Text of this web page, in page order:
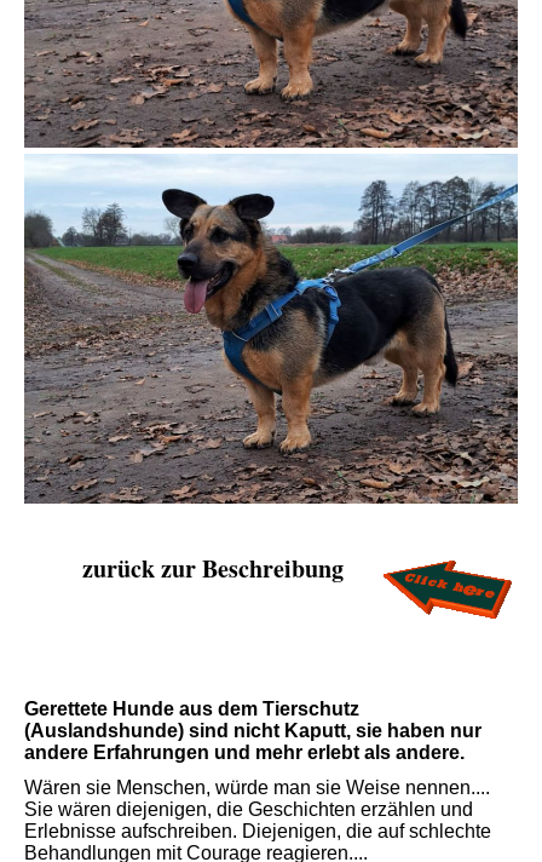
zurück zur Beschreibung
Gerettete Hunde aus dem Tierschutz
(Auslandshunde) sind nicht Kaputt, sie haben nur
andere Erfahrungen und mehr erlebt als andere.
Wären sie Menschen, würde man sie Weise nennen....
Sie wären diejenigen, die Geschichten erzählen und
Erlebnisse aufschreiben. Diejenigen, die auf schlechte
Behandlungen mit Courage reagieren....